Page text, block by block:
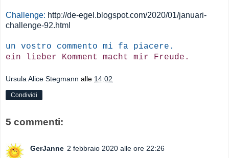
Challenge: http://de-egel.blogspot.com/2020/01/januari-
challenge-92.html
un vostro commento mi fa piacere.
ein lieber Komment macht mir Freude.
Ursula Alice Stegmann alle 14:02
Condividi
5 commenti:
GerJanne 2 febbraio 2020 alle ore 22:26